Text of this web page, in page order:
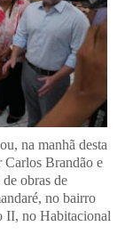
na manhã desta
Carlos Brandão e
obras de
no bairro
II, no Habitacional